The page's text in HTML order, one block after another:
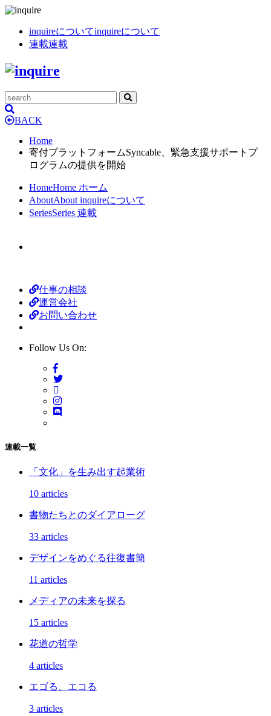
inquireについてinquireについて
連載連載
BACK
Home
寄付プラットフォームSyncable、緊急支援サポートプ
ログラムの提供を開始
HomeHome ホーム
AboutAbout inquireについて
SeriesSeries 連載
仕事の相談
運営会社
お問い合わせ
Follow Us On:
連載一覧
「文化」を生み出す起業術
10 articles
書物たちとのダイアローグ
33 articles
デザインをめぐる往復書簡
11 articles
メディアの未来を探る
15 articles
花道の哲学
4 articles
エゴる、エコる
3 articles